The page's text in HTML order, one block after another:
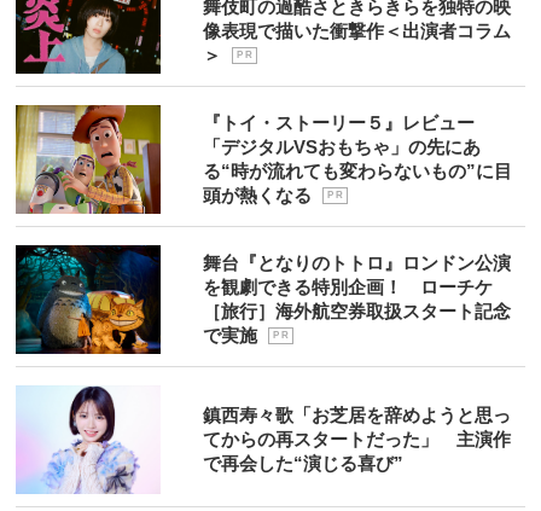
舞伎町の過酷さときらきらを独特の映
像表現で描いた衝撃作＜出演者コラム
＞
P R
『トイ・ストーリー５』レビュー
「デジタルVSおもちゃ」の先にあ
る“時が流れても変わらないもの”に目
頭が熱くなる
P R
舞台『となりのトトロ』ロンドン公演
を観劇できる特別企画！ ローチケ
［旅行］海外航空券取扱スタート記念
で実施
P R
鎮西寿々歌「お芝居を辞めようと思っ
てからの再スタートだった」 主演作
で再会した“演じる喜び”